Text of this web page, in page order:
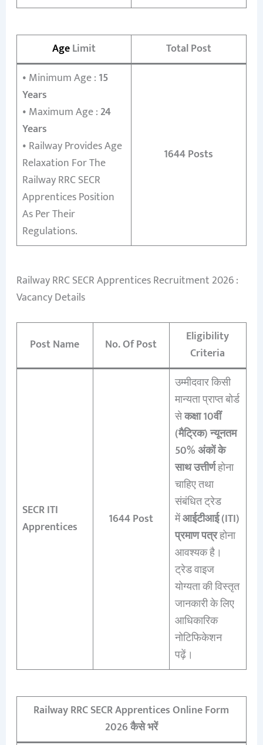
AgeLimit
Total Post
• Minimum Age : 15
Years
• Maximum Age : 24
Years
• Railway Provides Age
Relaxation For The
Railway RRC SECR
Apprentices Position
As Per Their
Regulations.
1644 Posts
Railway RRC SECR Apprentices Recruitment 2026 :
Vacancy Details
Post Name No. Of Post
Eligibility
Criteria
SECR ITI
Apprentices
1644 Post
उम्मीदवार किसी
मान्यता प्राप्त बोर्ड
सेकक्षा 10वीं
(मैट्रिक) न्यूनतम
50% अंकों के
साथ उत्तीर्णहोना
चाहिए तथा
संबंधित ट्रेड
मेंआईटीआई (ITI)
प्रमाण पत्रहोना
आवश्यक है।
ट्रेड वाइज
योग्यता की विस्तृत
जानकारी के लिए
आधिकारिक
नोटिफिकेशन
पढ़ें।
Railway RRC SECR Apprentices Online Form
2026 कैसे भरें